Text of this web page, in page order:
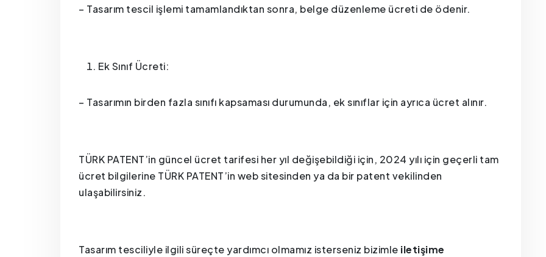
– Tasarım tescil işlemi tamamlandıktan sonra, belge düzenleme ücreti de ödenir.
Ek Sınıf Ücreti:
– Tasarımın birden fazla sınıfı kapsaması durumunda, ek sınıflar için ayrıca ücret alınır.
TÜRK PATENT’in güncel ücret tarifesi her yıl değişebildiği için, 2024 yılı için geçerli tam
ücret bilgilerine TÜRK PATENT’in web sitesinden ya da bir patent vekilinden
ulaşabilirsiniz.
Tasarım tesciliyle ilgili süreçte yardımcı olmamız isterseniz bizimle iletişime